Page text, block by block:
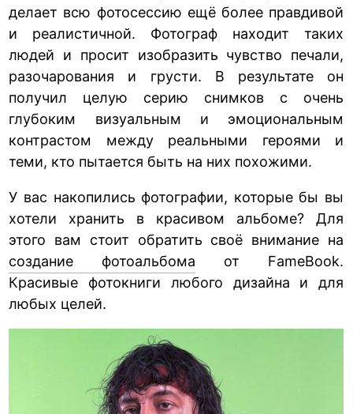
делает всю фотосессию ещё более правдивой
и реалистичной. Фотограф находит таких
людей и просит изобразить чувство печали,
разочарования и грусти. В результате он
получил целую серию снимков с очень
глубоким визуальным и эмоциональным
контрастом между реальными героями и
теми, кто пытается быть на них похожими.
У вас накопились фотографии, которые бы вы
хотели хранить в красивом альбоме? Для
этого вам стоит обратить своё внимание на
создание фотоальбома от FameBook.
Красивые фотокниги любого дизайна и для
любых целей.